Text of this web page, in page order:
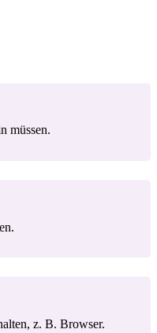
müssen.
z. B. Browser.